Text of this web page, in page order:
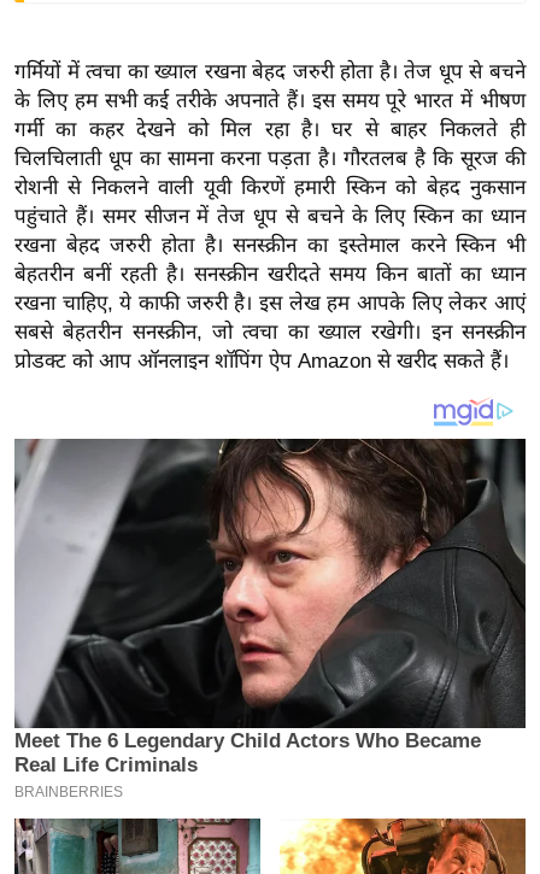
वि
शे
ष
ज्ञ
रा
य
ब
ज
ट
खे
के
ट
I
6
क्रा
इ
म
ई
गर्मियों में त्वचा का ख्याल रखना बेहद जरुरी होता है। तेज धूप से बचने
के लिए हम सभी कई तरीके अपनाते हैं। इस समय पूरे भारत में भीषण
गर्मी का कहर देखने को मिल रहा है। घर से बाहर निकलते ही
चिलचिलाती धूप का सामना करना पड़ता है। गौरतलब है कि सूरज की
रोशनी से निकलने वाली यूवी किरणें हमारी स्किन को बेहद नुकसान
पहुंचाते हैं। समर सीजन में तेज धूप से बचने के लिए स्किन का ध्यान
रखना बेहद जरुरी होता है। सनस्क्रीन का इस्तेमाल करने स्किन भी
बेहतरीन बनीं रहती है। सनस्क्रीन खरीदते समय किन बातों का ध्यान
रखना चाहिए, ये काफी जरुरी है। इस लेख हम आपके लिए लेकर आएं
सबसे बेहतरीन सनस्क्रीन, जो त्वचा का ख्याल रखेगी। इन सनस्क्रीन
प्रोडक्ट को आप ऑनलाइन शॉपिंग ऐप Amazon से खरीद सकते हैं।